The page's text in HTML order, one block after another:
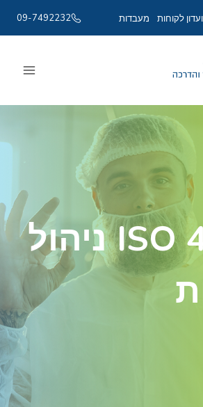
לקוחות מעבדות 09-7492232
ISO 45001 ניהול